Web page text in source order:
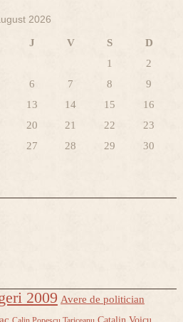
2026
J V S
D
1
2
6 7 8
9
13 14 15
16
20 21 22
23
27 28 29
30
2009 Avere de politician